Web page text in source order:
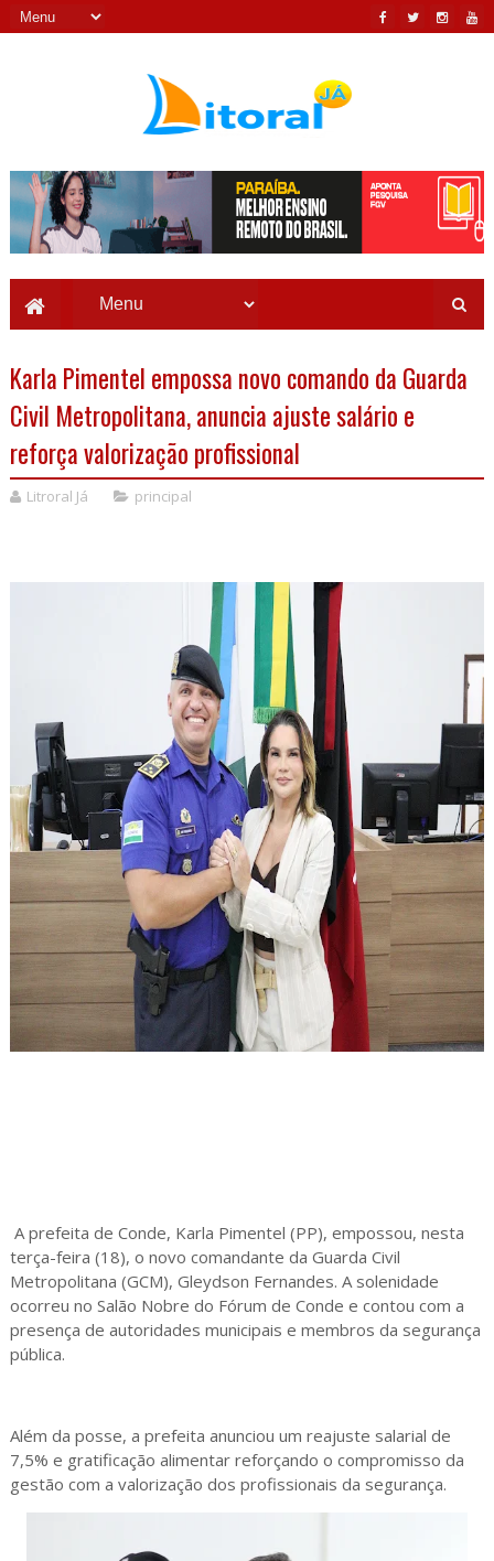
Karla Pimentel empossa novo comando da Guarda
Civil Metropolitana, anuncia ajuste salário e
reforça valorização profissional
Litroral Já principal
A prefeita de Conde, Karla Pimentel (PP), empossou, nesta
terça-feira (18), o novo comandante da Guarda Civil
Metropolitana (GCM), Gleydson Fernandes. A solenidade
ocorreu no Salão Nobre do Fórum de Conde e contou com a
presença de autoridades municipais e membros da segurança
pública.
Além da posse, a prefeita anunciou um reajuste salarial de
7,5% e gratificação alimentar reforçando o compromisso da
gestão com a valorização dos profissionais da segurança.